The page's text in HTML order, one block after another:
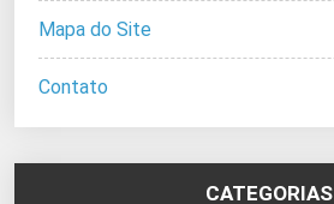
Mapa do Site
Contato
CATEGORIAS